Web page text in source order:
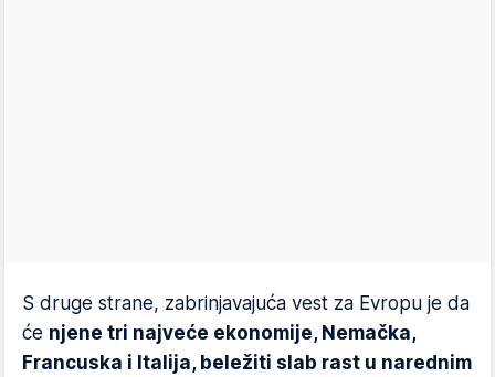
S druge strane, zabrinjavajuća vest za Evropu je da
će njene tri najveće ekonomije, Nemačka,
Francuska i Italija, beležiti slab rast u narednim